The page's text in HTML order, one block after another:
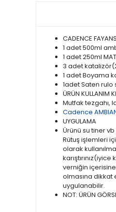
CADENCE
1 adet 500ml
1 adet 250ml
3 adet
1 adet Boyama
1adet Saten rulo
ÜRÜN KULLANIM
Mutfak tezgahı,
Cadence
UYGULAMA
Ürünü su tiner
Rütuş işlemleri
olarak
verniğin içerisine
olmasına dikkat
uygulanabilir.
NOT: ÜRÜN